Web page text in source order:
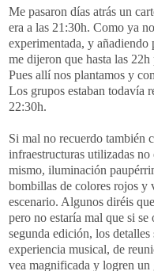
Me pasaron días atrás un
era a las 21:30h. Como ya
experimentada, y
me dijeron que hasta las
Pues allí nos plantamos y
Los grupos estaban todavía
22:30h.
Si mal no recuerdo también
infraestructuras utilizadas
mismo, iluminación
bombillas de colores rojos y
escenario. Algunos diréis
pero no estaría mal que si
segunda edición, los
experiencia musical, de
vea magnificada y logren